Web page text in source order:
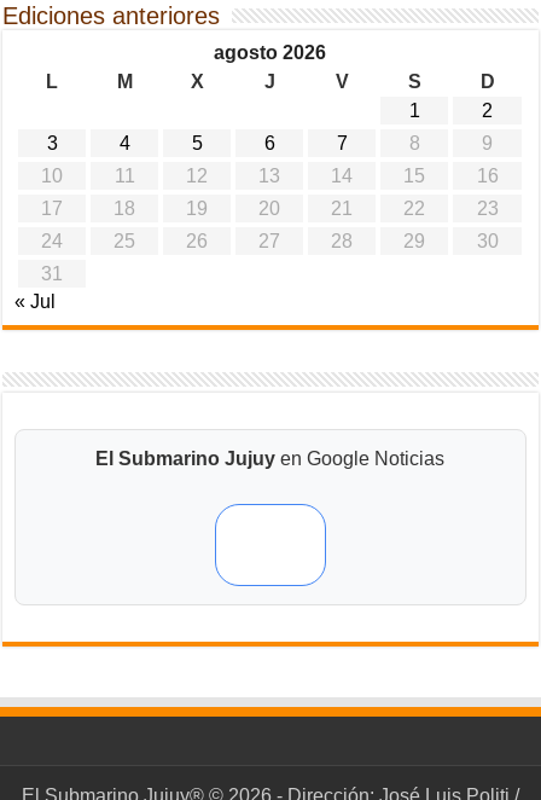
Ediciones anteriores
agosto 2026
L
M X J V S
D
1
2
3
4 5 6 7 8
9
10
11 12 13 14 15
16
17
18 19 20 21 22
23
24
25 26 27 28 29
30
31
« Jul
El Submarino Jujuy en Google Noticias
El Submarino Jujuy® © 2026 - Dirección: José Luis Politi /